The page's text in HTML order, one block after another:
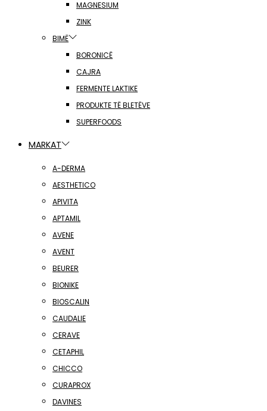
MAGNESIUM
ZINK
BIMË
BORONICË
CAJRA
FERMENTE LAKTIKE
PRODUKTE TË BLETËVE
SUPERFOODS
MARKAT
A-DERMA
AESTHETICO
APIVITA
APTAMIL
AVENE
AVENT
BEURER
BIONIKE
BIOSCALIN
CAUDALIE
CERAVE
CETAPHIL
CHICCO
CURAPROX
DAVINES